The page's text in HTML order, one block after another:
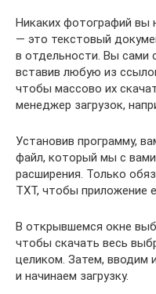
Никаких фотографий вы
— это текстовый
в отдельности. Вы сами
вставив любую из
чтобы массово их
менеджер загрузок,
Установив программу,
файл, который мы с
расширения. Только
TXT, чтобы приложение
В открывшемся окне
чтобы скачать весь
целиком. Затем, вводим
и начинаем загрузку.